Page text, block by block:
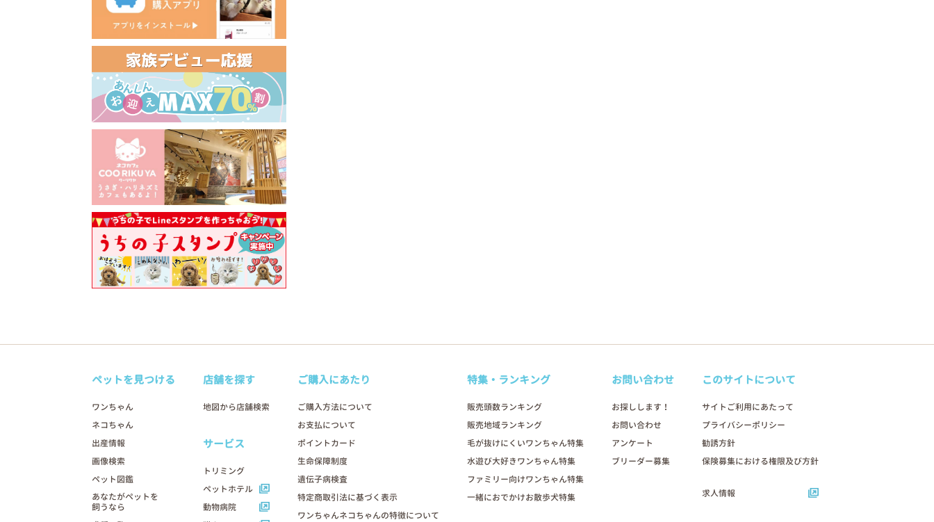
ペットを見つける
ワンちゃん
ネコちゃん
出産情報
画像検索
ペット図鑑
あなたがペットを
飼うなら
店舗を探す
地図から店舗検索
サービス
トリミング
ペットホテル
動物病院
ご購入にあたり
ご購入方法について
お支払について
ポイントカード
生命保障制度
遺伝子病検査
特定商取引法に基づく表示
ワンちゃんネコちゃんの特徴について
特集・ランキング
販売頭数ランキング
販売地域ランキング
毛が抜けにくいワンちゃん特集
水遊び大好きワンちゃん特集
ファミリー向けワンちゃん特集
一緒におでかけお散歩犬特集
お問い合わせ
お探しします！
お問い合わせ
アンケート
ブリーダー募集
このサイトについて
サイトご利用にあたって
プライバシーポリシー
勧誘方針
保険募集における権限及び方針
求人情報